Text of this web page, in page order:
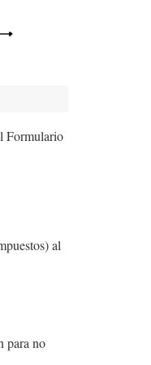
Formulario
al
para no